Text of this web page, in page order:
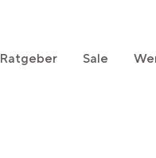
Ratgeber Sale